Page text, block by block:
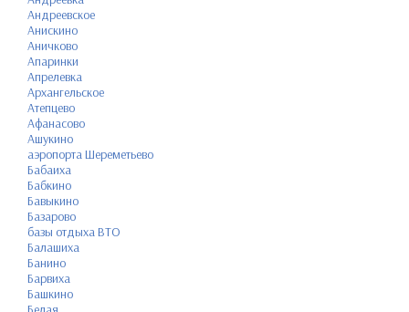
Андреевское
Анискино
Аничково
Апаринки
Апрелевка
Архангельское
Атепцево
Афанасово
Ашукино
аэропорта Шереметьево
Бабаиха
Бабкино
Бавыкино
Базарово
базы отдыха ВТО
Балашиха
Банино
Барвиха
Башкино